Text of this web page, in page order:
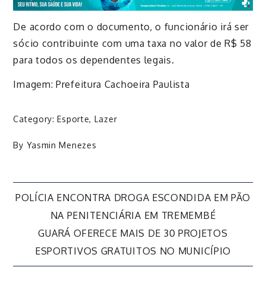
De acordo com o documento, o funcionário irá ser
sócio contribuinte com uma taxa no valor de R$ 58
para todos os dependentes legais.
Imagem: Prefeitura Cachoeira Paulista
Category:Esporte, Lazer
By Yasmin Menezes
Navegação
de
Post
POLÍCIA ENCONTRA DROGA ESCONDIDA EM PÃO
NA PENITENCIÁRIA EM TREMEMBÉ
GUARÁ OFERECE MAIS DE 30 PROJETOS
ESPORTIVOS GRATUITOS NO MUNICÍPIO